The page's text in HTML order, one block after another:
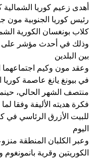
أهدى زعيم كوريا الشمالية
رئيس كوريا الجنوبية مون
كلاب بونغسان الكورية
وذلك في أحدث مؤشر على
بين البلدين
وعقد مون وكيم اجتماعهما
في بيونغ يانغ عاصمة كوريا
منتصف الشهر الحالي،
فكرة هديته الأليفة وفقا
للبيت الأزرق الرئاسي في
اليوم
وعبر الكلبان المنطقة
الكوريتين وقرية بانمونغوم